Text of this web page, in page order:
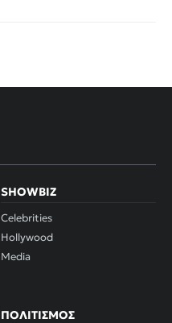
SHOWBIZ
Celebrities
Hollywood
Media
ΠΟΛΙΤΙΣΜΌΣ